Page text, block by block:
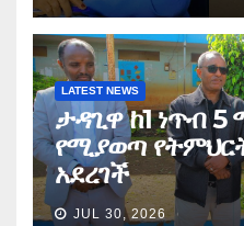
LATEST NEWS
ታዳጊዋ ከ1 ነጥብ 5
የሚያወጣ
አደረገች
JUL 30, 2026